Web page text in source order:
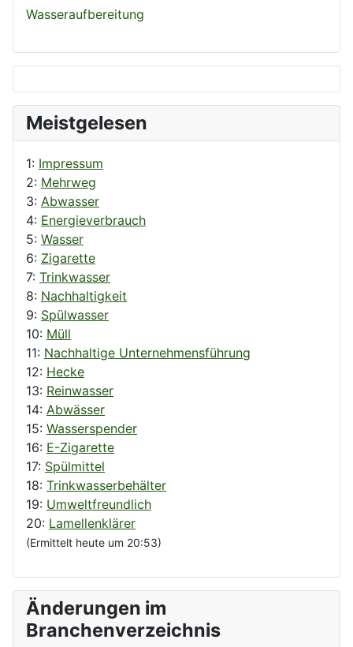
Wasseraufbereitung
Meistgelesen
1: Impressum
2: Mehrweg
3: Abwasser
4: Energieverbrauch
5: Wasser
6: Zigarette
7: Trinkwasser
8: Nachhaltigkeit
9: Spülwasser
10: Müll
11: Nachhaltige Unternehmensführung
12: Hecke
13: Reinwasser
14: Abwässer
15: Wasserspender
16: E-Zigarette
17: Spülmittel
18: Trinkwasserbehälter
19: Umweltfreundlich
20: Lamellenklärer
(Ermittelt heute um 20:53)
Änderungen im
Branchenverzeichnis